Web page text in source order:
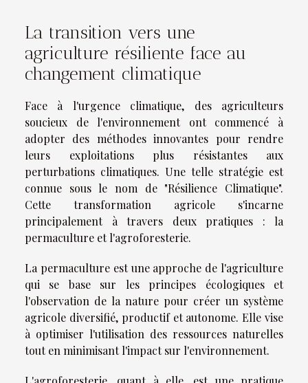
La transition vers une
agriculture résiliente face au
changement climatique
Face à l'urgence climatique, des agriculteurs
soucieux de l'environnement ont commencé à
adopter des méthodes innovantes pour rendre
leurs exploitations plus résistantes aux
perturbations climatiques. Une telle stratégie est
connue sous le nom de "Résilience Climatique".
Cette transformation agricole s'incarne
principalement à travers deux pratiques : la
permaculture et l'agroforesterie.
La permaculture est une approche de l'agriculture
qui se base sur les principes écologiques et
l'observation de la nature pour créer un système
agricole diversifié, productif et autonome. Elle vise
à optimiser l'utilisation des ressources naturelles
tout en minimisant l'impact sur l'environnement.